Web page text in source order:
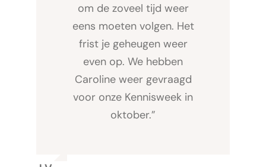
om de zoveel tijd weer
eens moeten volgen. Het
frist je geheugen weer
even op. We hebben
Caroline weer gevraagd
voor onze Kennisweek in
oktober.”